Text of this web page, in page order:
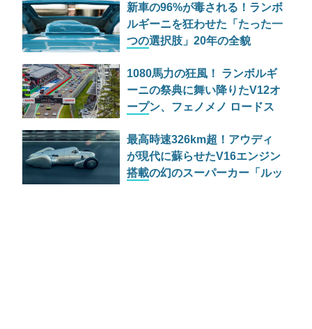
った？
新車の96%が毒される！ランボ
ルギーニを狂わせた「たった一
つの選択肢」20年の全貌
1080馬力の狂風！ ランボルギ
ーニの祭典に舞い降りたV12オ
ープン、フェノメノ ロードス
最高時速326km超！アウディ
が現代に蘇らせたV16エンジン
搭載の幻のスーパーカー「ルッ